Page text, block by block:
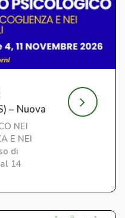
– Nuova
NEI
E NEI
di
14